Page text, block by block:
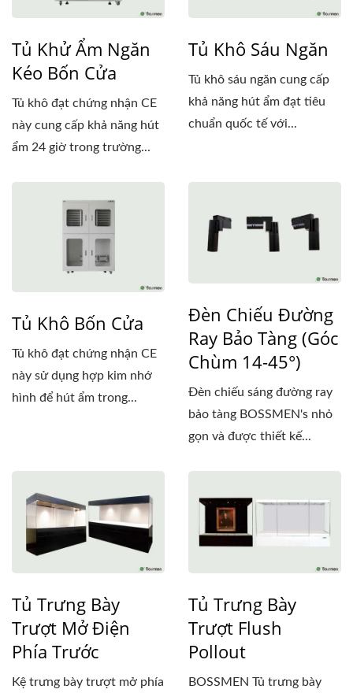
Tủ Khử Ẩm Ngăn
Kéo Bốn Cửa
Tủ khô đạt chứng nhận CE
này cung cấp khả năng hút
ẩm 24 giờ trong trường...
Tủ Khô Sáu Ngăn
Tủ khô sáu ngăn cung cấp
khả năng hút ẩm đạt tiêu
chuẩn quốc tế với...
Tủ Khô Bốn Cửa
Tủ khô đạt chứng nhận CE
này sử dụng hợp kim nhớ
hình để hút ẩm trong...
Đèn Chiếu Đường
Ray Bảo Tàng (Góc
Chùm 14-45°)
Đèn chiếu sáng đường ray
bảo tàng BOSSMEN's nhỏ
gọn và được thiết kế...
Tủ Trưng Bày
Trượt Mở Điện
Phía Trước
Kệ trưng bày trượt mở phía
Tủ Trưng Bày
Trượt Flush
Pollout
BOSSMEN Tủ trưng bày